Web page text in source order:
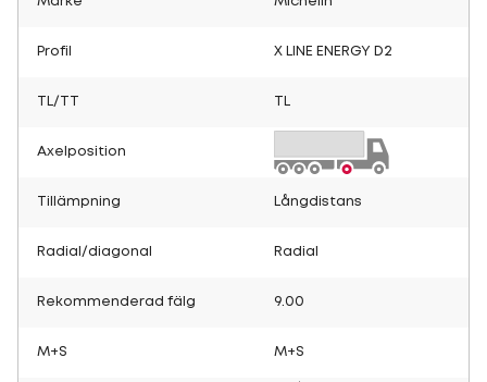
Profil X LINE ENERGY D2
TL/TT
Axelposition
Tillämpning Långdistans
Radial/diagonal Radial
Rekommenderad fälg 9.00
M+S M+S